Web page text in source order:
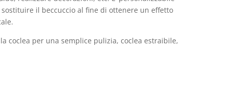
il beccuccio al fine di ottenere un effetto
coclea per una semplice pulizia, coclea estraibile,